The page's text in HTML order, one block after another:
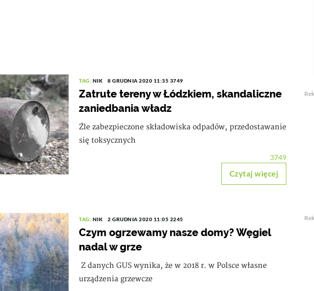
TAG: NIK 8 GRUDNIA 2020 11:35 3749
Zatrute tereny w Łódzkiem, skandaliczne
zaniedbania władz
Źle zabezpieczone składowiska odpadów, przedostawanie
się toksycznych
3749
Czytaj więcej
TAG: NIK 2 GRUDNIA 2020 11:05 2245
Czym ogrzewamy nasze domy? Węgiel
nadal w grze
Z danych GUS wynika, że w 2018 r. w Polsce własne
urządzenia grzewcze